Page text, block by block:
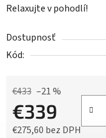
Relaxujte v pohodlí!
Dostupnosť
Kód:
€433 –21 %
€339
€275,60 bez DPH